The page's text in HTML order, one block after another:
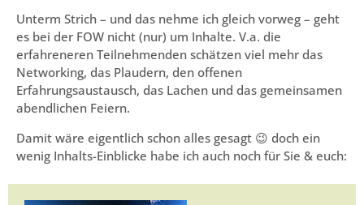
Unterm Strich – und das nehme ich gleich vorweg – geht
es bei der FOW nicht (nur) um Inhalte. V.a. die
erfahreneren Teilnehmenden schätzen viel mehr das
Networking, das Plaudern, den offenen
Erfahrungsaustausch, das Lachen und das gemeinsamen
abendlichen Feiern.
Damit wäre eigentlich schon alles gesagt 😉 doch ein
wenig Inhalts-Einblicke habe ich auch noch für Sie & euch: